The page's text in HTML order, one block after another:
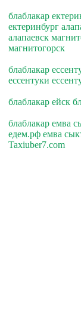
блаблакар
ектеринбург
алапаевск
магнитогорск
блаблакар
ессентуки
блаблакар ейск
блаблакар емва
едем.рф емва
Taxiuber7.com